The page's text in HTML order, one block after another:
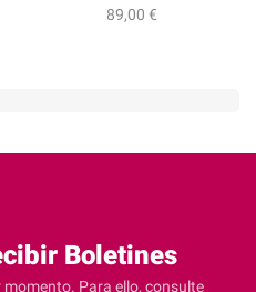
89,00 €
Boletines
momento. Para ello, consulte